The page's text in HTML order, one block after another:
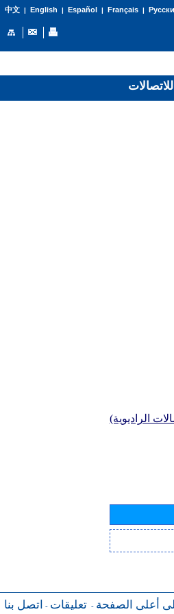
中文| English | Español | Français|
الراديوية)
أعلى الصفحة - تعليقات - اتصل بنا